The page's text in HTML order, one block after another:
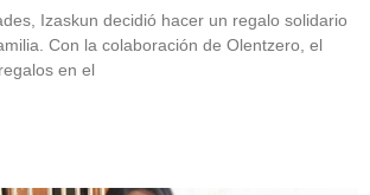
Izaskun decidió hacer un regalo solidario
Con la colaboración de Olentzero, el
en el